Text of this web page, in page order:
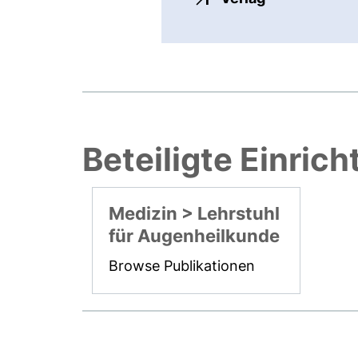
Beteiligte
Medizin > Lehrstuhl
für Augenheilkunde
Browse Publikationen